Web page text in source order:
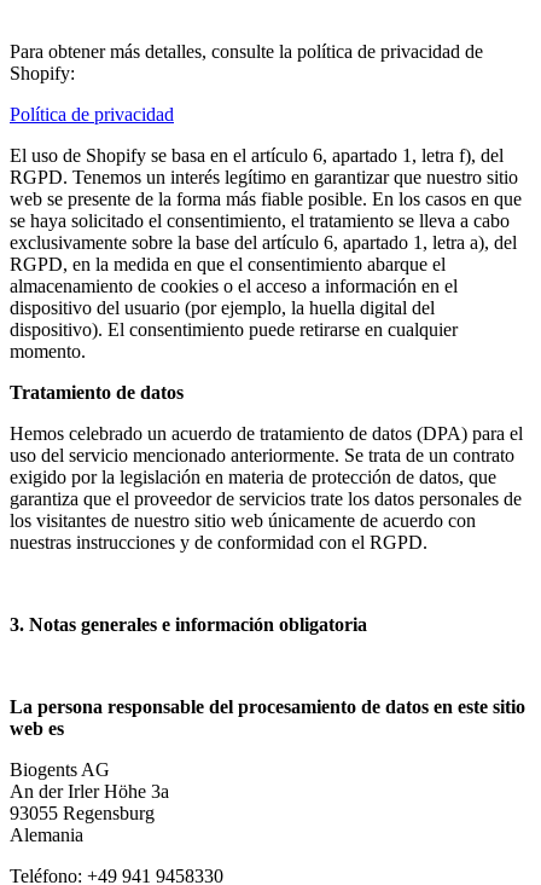
Para obtener más detalles, consulte la política de privacidad de
Shopify:
Política de privacidad
El uso de Shopify se basa en el artículo 6, apartado 1, letra f), del
RGPD. Tenemos un interés legítimo en garantizar que nuestro sitio
web se presente de la forma más fiable posible. En los casos en que
se haya solicitado el consentimiento, el tratamiento se lleva a cabo
exclusivamente sobre la base del artículo 6, apartado 1, letra a), del
RGPD, en la medida en que el consentimiento abarque el
almacenamiento de cookies o el acceso a información en el
dispositivo del usuario (por ejemplo, la huella digital del
dispositivo). El consentimiento puede retirarse en cualquier
momento.
Tratamiento de datos
Hemos celebrado un acuerdo de tratamiento de datos (DPA) para el
uso del servicio mencionado anteriormente. Se trata de un contrato
exigido por la legislación en materia de protección de datos, que
garantiza que el proveedor de servicios trate los datos personales de
los visitantes de nuestro sitio web únicamente de acuerdo con
nuestras instrucciones y de conformidad con el RGPD.
3. Notas generales e información obligatoria
La persona responsable del procesamiento de datos en este sitio
web es
Biogents AG
An der Irler Höhe 3a
93055 Regensburg
Alemania
Teléfono: +49 941 9458330